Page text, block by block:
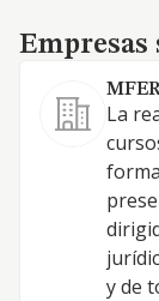
Empresas
Empresas
La
y de